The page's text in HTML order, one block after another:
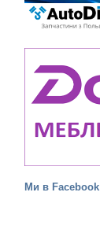
Ми в Facebook